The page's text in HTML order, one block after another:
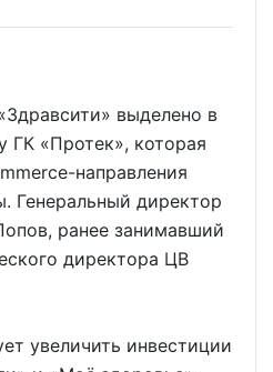
выделено в
ГК «Протек», которая
направления
Генеральный директор
ранее занимавший
директора ЦВ
увеличить инвестиции